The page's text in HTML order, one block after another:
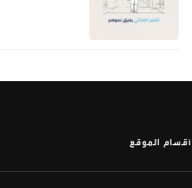
أقسام الموقع